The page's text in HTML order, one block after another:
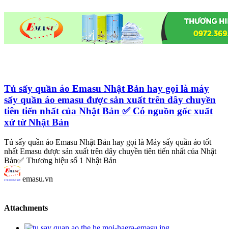
Tủ sấy quần áo Emasu Nhật Bản hay gọi là máy
sấy quần áo emasu được sản xuất trên dây chuyền
tiên tiến nhất của Nhật Bản ✅ Có nguồn gốc xuất
xứ từ Nhật Bản
Tủ sấy quần áo Emasu Nhật Bản hay gọi là Máy sấy quần áo tốt
nhất Emasu được sản xuất trên dây chuyền tiên tiến nhất của Nhật
Bản✅ Thương hiệu số 1 Nhật Bản
emasu.vn
Attachments